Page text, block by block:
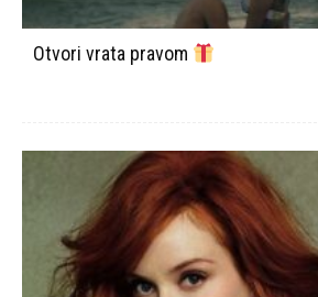
Otvori vrata pravom